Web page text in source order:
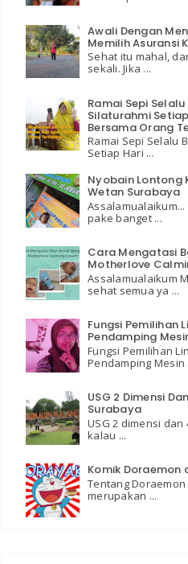
Awali Dengan
Memilih Asuransi
Sehat itu mahal,
sekali. Jika ...
Ramai Sepi
Silaturahmi
Bersama Orang
Ramai Sepi Selalu
Setiap Hari ...
Nyobain Lontong
Wetan Surabaya
pake banget ...
Cara Mengatasi
Motherlove
Assalamualaikum
sehat semua ya ...
Fungsi Pemilihan
Pendamping
Fungsi Pemilihan
Pendamping Mesin
USG 2 Dimensi
Surabaya
USG 2 dimensi
kalau ...
Komik Doraemon
Tentang
merupakan ...